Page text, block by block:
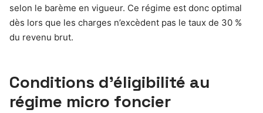
selon le barème en vigueur. Ce régime est donc optimal
dès lors que les charges n’excèdent pas le taux de 30 %
du revenu brut.
Conditions d’éligibilité au
régime micro foncier